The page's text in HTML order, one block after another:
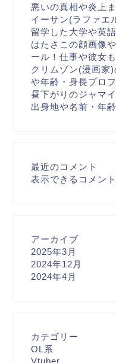
悪いの真相や炎上
イーサン(ラファエ
留学した大学や英
はたさこの顔画像
ール！仕事や彼女
クリムゾン(漫画家
や年齢・身長プロ
昼下がりのジャマ
出身地や名前・年
最近のコメント
表示できるコメン
アーカイブ
2025年3月
2024年12月
2024年4月
カテゴリー
OL系
Vtuber